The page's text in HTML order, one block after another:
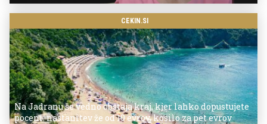
CEKIN.SI
Na Jadranu še vedno obstaja kraj, kjer lahko dopustujete
poceni: nastanitev že od 10 evrov, kosilo za pet evrov